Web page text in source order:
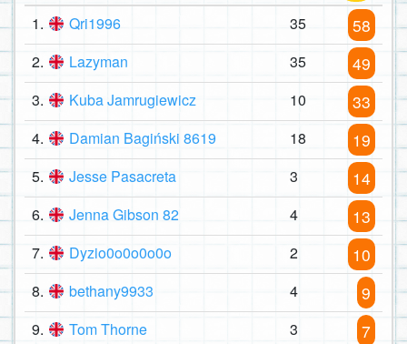
1.
Qri1996 35 58
2. Lazyman 35 49
3. Kuba Jamrugiewicz 10 33
4. Damian Bagiński 8619 18 19
5. Jesse Pasacreta 3 14
6. Jenna Gibson 82 4 13
7. Dyzio0o0o0o0o 2 10
8. bethany9933 4 9
9. Tom Thorne 3 7